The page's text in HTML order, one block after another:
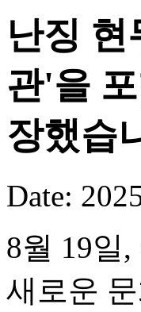
난징
관'을
장했습
Date:
8월 19일
새로운